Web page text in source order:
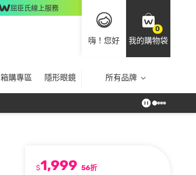
屈臣氏線上服務
嗨！您好
0
我的購物袋
箱購專區 隱形眼鏡 所有品牌
$1,999 56折